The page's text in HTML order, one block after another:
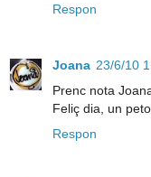
Respon
Joana 23/6/10
Prenc nota
Feliç dia, un
Respon